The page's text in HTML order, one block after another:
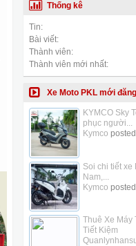
Thống kê
Tin:
Bài viết:
Thành viên:
Thành viên mới nhất:
Xe Moto PKL mới
KYMCO Sky
phục người...
Kymco posted
Soi chi tiết xe
Nam,...
Kymco posted
Thuê Xe Máy
Tiết Kiệm